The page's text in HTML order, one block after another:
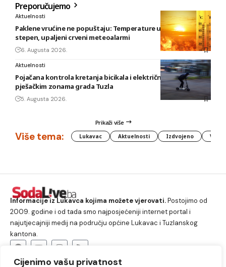
Cijenimo vašu privatnost
Preporučujemo
Aktuelnosti
Paklene vrućine ne popuštaju: Temperature u BiH i do 41
stepen, upaljeni crveni meteoalarmi
6. Augusta 2026.
Aktuelnosti
Pojačana kontrola kretanja bicikala i električnih romobila u
pješačkim zonama grada Tuzla
5. Augusta 2026.
Prikaži više
Više tema: Lukavac Aktuelnosti Izdvojeno
Informacije iz Lukavca kojima možete vjerovati.Postojimo od
2009. godine i od tada smo najposjećeniji internet portal i
najutjecajniji medij na području općine Lukavac i Tuzlanskog
kantona.